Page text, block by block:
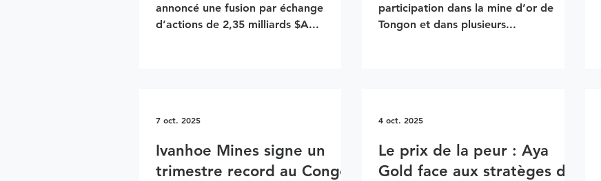
annoncé une fusion par échange
d’actions de 2,35 milliards $A...
participation dans la mine d’or de
Tongon et dans plusieurs...
Ivanhoe Mines signe un
trimestre record au Congo
7 oct. 2025
Le prix de la peur : Aya
Gold face aux stratèges du
4 oct. 2025